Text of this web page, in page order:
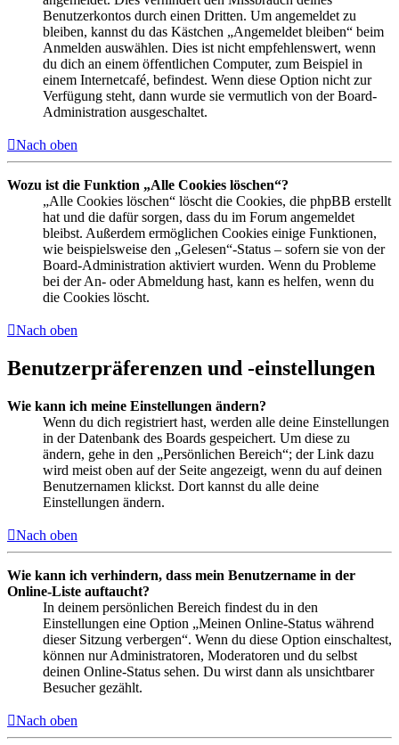
Benutzerkontos durch einen Dritten. Um angemeldet zu
bleiben, kannst du das Kästchen „Angemeldet bleiben“ beim
Anmelden auswählen. Dies ist nicht empfehlenswert, wenn
du dich an einem öffentlichen Computer, zum Beispiel in
einem Internetcafé, befindest. Wenn diese Option nicht zur
Verfügung steht, dann wurde sie vermutlich von der Board-
Administration ausgeschaltet.
Nach oben
Wozu ist die Funktion „Alle Cookies löschen“?
„Alle Cookies löschen“ löscht die Cookies, die phpBB erstellt
hat und die dafür sorgen, dass du im Forum angemeldet
bleibst. Außerdem ermöglichen Cookies einige Funktionen,
wie beispielsweise den „Gelesen“-Status – sofern sie von der
Board-Administration aktiviert wurden. Wenn du Probleme
bei der An- oder Abmeldung hast, kann es helfen, wenn du
die Cookies löscht.
Nach oben
Benutzerpräferenzen und -einstellungen
Wie kann ich meine Einstellungen ändern?
Wenn du dich registriert hast, werden alle deine Einstellungen
in der Datenbank des Boards gespeichert. Um diese zu
ändern, gehe in den „Persönlichen Bereich“; der Link dazu
wird meist oben auf der Seite angezeigt, wenn du auf deinen
Benutzernamen klickst. Dort kannst du alle deine
Einstellungen ändern.
Nach oben
Wie kann ich verhindern, dass mein Benutzername in der
Online-Liste auftaucht?
In deinem persönlichen Bereich findest du in den
Einstellungen eine Option „Meinen Online-Status während
dieser Sitzung verbergen“. Wenn du diese Option einschaltest,
können nur Administratoren, Moderatoren und du selbst
deinen Online-Status sehen. Du wirst dann als unsichtbarer
Besucher gezählt.
Nach oben